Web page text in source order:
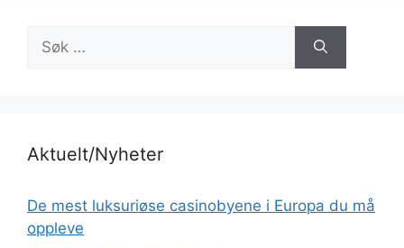
etter:
Aktuelt/Nyheter
De mest luksuriøse casinobyene i Europa du må
oppleve